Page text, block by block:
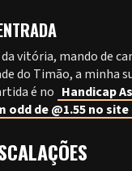
vitória, mando de
do Timão, a minha
é no Handicap
de @1.55 no site